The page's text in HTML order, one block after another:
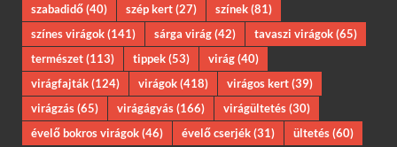
szabadidő(40) szép kert(27) színek(81)
színes virágok(141) sárga virág(42) tavaszi virágok(65)
természet(113) tippek(53) virág(40)
virágfajták(124) virágok(418) virágos kert(39)
virágzás(65) virágágyás(166) virágültetés(30)
évelő bokros virágok(46) évelő cserjék(31) ültetés(60)